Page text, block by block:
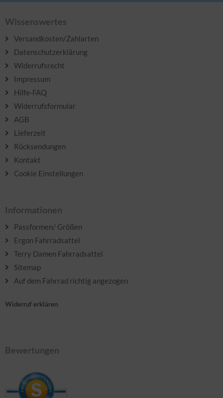
Wissenswertes
Versandkosten/Zahlarten
Datenschutzerklärung
Widerrufsrecht
Impressum
Hilfe-FAQ
Widerrufsformular
AGB
Lieferzeit
Rücksendungen
Kontakt
Cookie Einstellungen
Informationen
Passformen/ Größen
Ergon Fahrradsattel
Terry Damen Fahrradsattel
Sitemap
Auf dem Fahrrad richtig angezogen
Widerruf erklären
Bewertungen